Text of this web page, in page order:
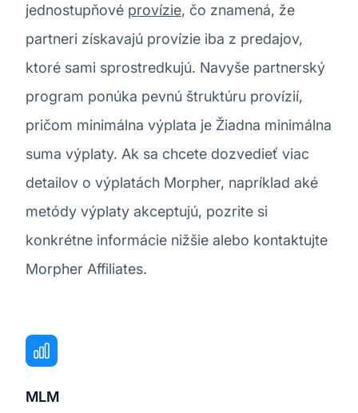
jednostupňové provízie, čo znamená, že
partneri získavajú provízie iba z predajov,
ktoré sami sprostredkujú. Navyše partnerský
program ponúka pevnú štruktúru provízií,
pričom minimálna výplata je Žiadna minimálna
suma výplaty. Ak sa chcete dozvedieť viac
detailov o výplatách Morpher, napríklad aké
metódy výplaty akceptujú, pozrite si
konkrétne informácie nižšie alebo kontaktujte
Morpher Affiliates.
MLM